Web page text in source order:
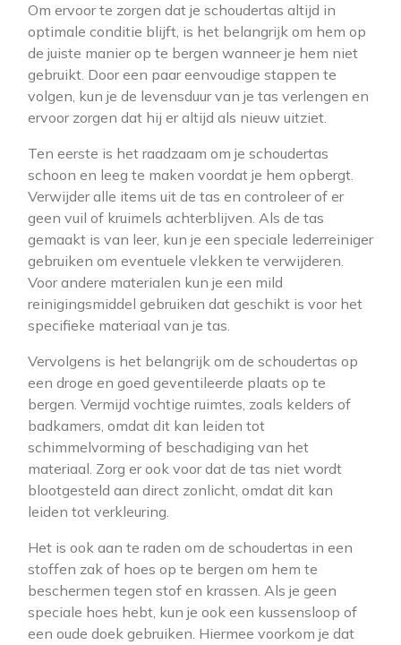
Om ervoor te zorgen dat je schoudertas altijd in
optimale conditie blijft, is het belangrijk om hem op
de juiste manier op te bergen wanneer je hem niet
gebruikt. Door een paar eenvoudige stappen te
volgen, kun je de levensduur van je tas verlengen en
ervoor zorgen dat hij er altijd als nieuw uitziet.
Ten eerste is het raadzaam om je schoudertas
schoon en leeg te maken voordat je hem opbergt.
Verwijder alle items uit de tas en controleer of er
geen vuil of kruimels achterblijven. Als de tas
gemaakt is van leer, kun je een speciale lederreiniger
gebruiken om eventuele vlekken te verwijderen.
Voor andere materialen kun je een mild
reinigingsmiddel gebruiken dat geschikt is voor het
specifieke materiaal van je tas.
Vervolgens is het belangrijk om de schoudertas op
een droge en goed geventileerde plaats op te
bergen. Vermijd vochtige ruimtes, zoals kelders of
badkamers, omdat dit kan leiden tot
schimmelvorming of beschadiging van het
materiaal. Zorg er ook voor dat de tas niet wordt
blootgesteld aan direct zonlicht, omdat dit kan
leiden tot verkleuring.
Het is ook aan te raden om de schoudertas in een
stoffen zak of hoes op te bergen om hem te
beschermen tegen stof en krassen. Als je geen
speciale hoes hebt, kun je ook een kussensloop of
een oude doek gebruiken. Hiermee voorkom je dat